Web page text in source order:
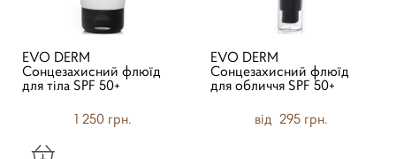
EVO DERM
Сонцезахисний флюїд
для тіла SPF 50+
1 250 грн.
EVO DERM
Сонцезахисний флюїд
для обличчя SPF 50+
від 295 грн.